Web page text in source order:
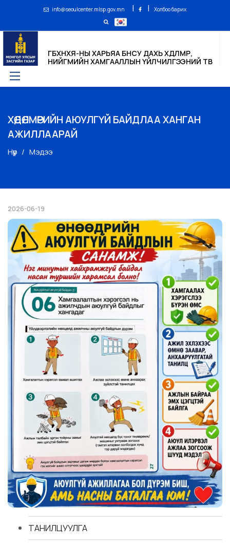
info@seoulcenter.mlsp.gov.mn | | Холбоо барих
ГБХНХЯ-НЫ ХАРЬЯА БНСУ ДАХЬ ХӨДӨЛМӨР,
НИЙГМИЙН ХАМГААЛЛЫН ҮЙЛЧИЛГЭЭНИЙ ТӨВ
ХӨДӨЛМӨРИЙН АЮУЛГҮЙ БАЙДЛАА ХАНГАН
АЖИЛЛААРАЙ
Нүүр Мэдээ
2026-06-19
ТАНИЛЦУУЛГА